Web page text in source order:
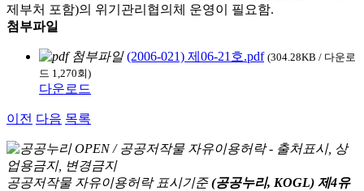
제부처 포함)의 위기관리협의체 운영이 필요함.
첨부파일
(2006-021) 제06-21호.pdf (304.28KB / 다운로
드 1,270회)
다운로드
이전 다음 목록
공공저작물 자유이용허락 표시기준 (공공누리, KOGL) 제4유